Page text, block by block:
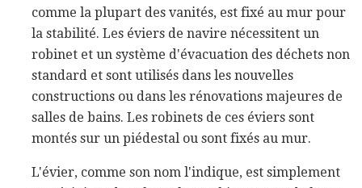
comme la plupart des vanités, est fixé au mur pour
la stabilité. Les éviers de navire nécessitent un
robinet et un système d'évacuation des déchets non
standard et sont utilisés dans les nouvelles
constructions ou dans les rénovations majeures de
salles de bains. Les robinets de ces éviers sont
montés sur un piédestal ou sont fixés au mur.
L'évier, comme son nom l'indique, est simplement